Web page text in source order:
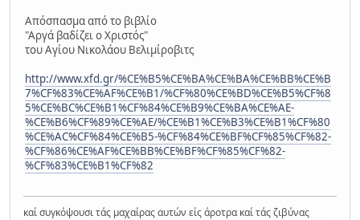
Απόσπασμα από το βιβλίο
"Αργά βαδίζει ο Χριστός"
του Αγίου Νικολάου Βελιμίροβιτς
http://www.xfd.gr/%CE%B5%CE%BA%CE%BA%CE%BB%CE%B
7%CF%83%CE%AF%CE%B1/%CF%80%CE%BD%CE%B5%CF%8
5%CE%BC%CE%B1%CF%84%CE%B9%CE%BA%CE%AE-
%CE%B6%CF%89%CE%AE/%CE%B1%CE%B3%CE%B1%CF%80
%CE%AC%CF%84%CE%B5-%CF%84%CE%BF%CF%85%CF%82-
%CF%86%CE%AF%CE%BB%CE%BF%CF%85%CF%82-
%CF%83%CE%B1%CF%82
καί συγκόψουσι τάς μαχαίρας αυτών είς άροτρα καί τάς ζιβύνας